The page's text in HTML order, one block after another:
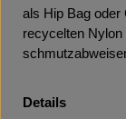
als Hip Bag oder
recycelten
Details